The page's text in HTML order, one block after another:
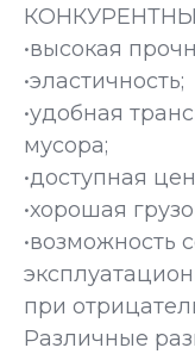
•высокая
•эластичность;
•удобная
мусора;
•доступная
•хорошая
•возможность
при
Различные